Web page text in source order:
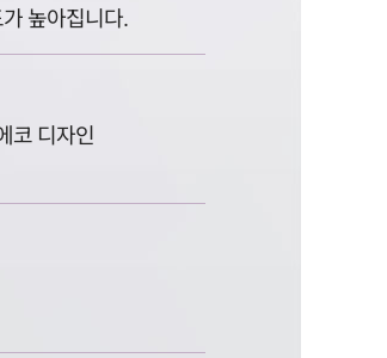
높아집니다.
코 디자인